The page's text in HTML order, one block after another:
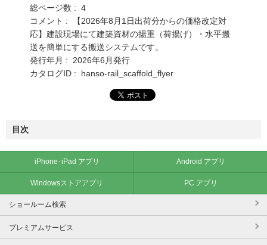
総ページ数 : 4
コメント : 【2026年8月1日出荷分からの価格改定対
応】建設現場にて建築資材の揚重（荷揚げ）・水平搬
送を簡単にする搬送システムです。
発行年月 : 2026年6月発行
カタログID : hanso-rail_scaffold_flyer
目次
iPhone･iPad アプリ Android アプリ
Windowsストアアプリ PC アプリ
ショールーム検索
プレミアムサービス